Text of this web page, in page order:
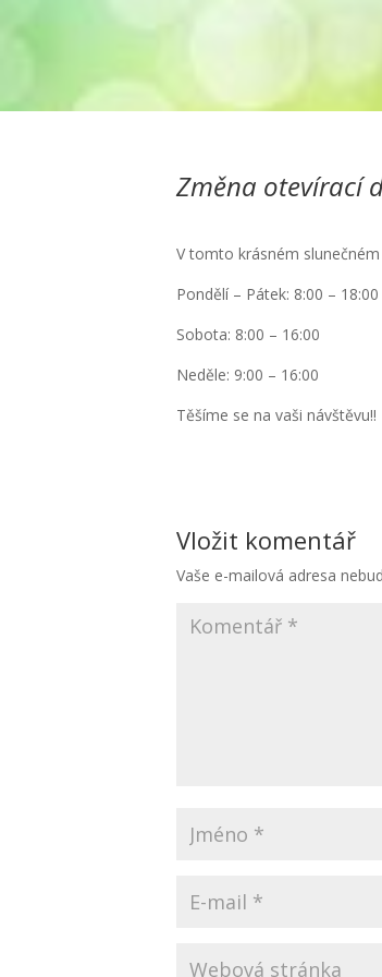
Změna otevírací
V tomto krásném
Pondělí – Pátek: 8:00 – 18:00
Sobota: 8:00 – 16:00
Neděle: 9:00 – 16:00
Těšíme se na vaši návštěvu!!
Vložit komentář
Vaše e-mailová adresa